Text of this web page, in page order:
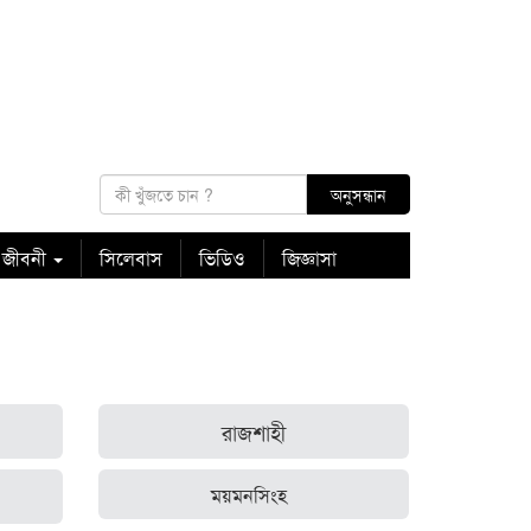
সিলেবাস ভিডিও জিজ্ঞাসা
রাজশাহী
ময়মনসিংহ